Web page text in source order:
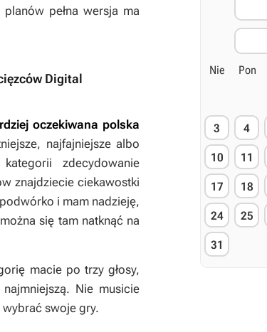
pełna wersja ma
Digital
oczekiwana polska
najfajniejsze albo
zdecydowanie
znajdziecie ciekawostki
i mam nadzieję,
się tam natknąć na
macie po trzy głosy,
Nie musicie
swoje gry.
Nie Pon
3 4
10 11
17 18
24 25
31